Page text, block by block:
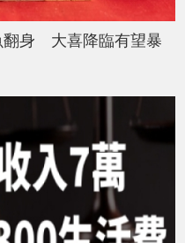
翻身 大喜降臨有望暴